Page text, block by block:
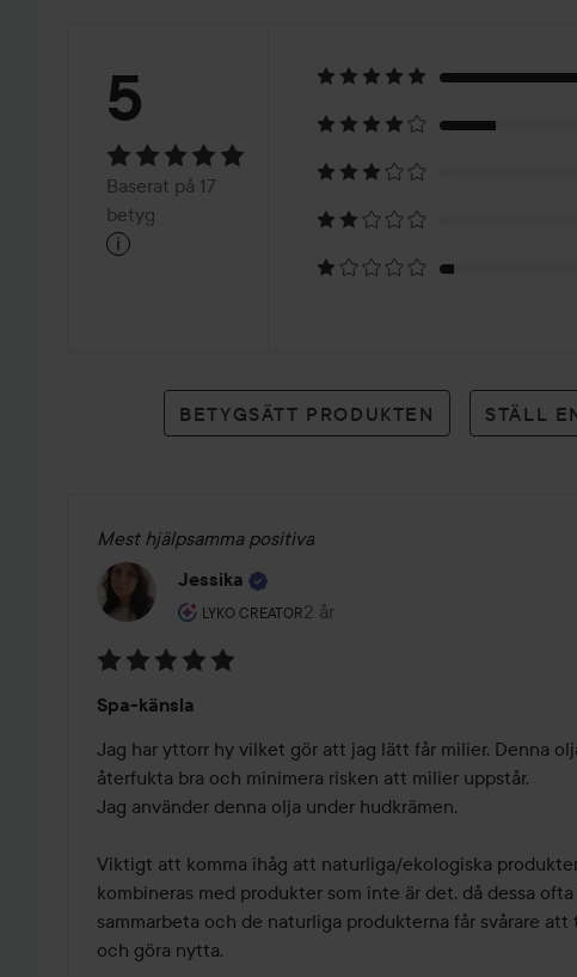
Betyg:
5Baserat
på
betyg
5
Baserat på 17
betyg
i
BETYGSÄTT PRODUKTEN STÄLL
Mest hjälpsamma positiva
Jessika
LYKO CREATOR
Användarens roll: Lyko Creator.
2 år
Inlägget skapades 2 år
5
av
5
Spa-känsla
Jag har yttorr hy vilket gör att jag lätt får milier. Denna
återfukta bra och minimera risken att milier uppstår.
Jag använder denna olja under hudkrämen.
Viktigt att komma ihåg att naturliga/ekologiska
kombineras med produkter som inte är det, då dessa
sammarbeta och de naturliga produkterna får svårare att
och göra nytta.